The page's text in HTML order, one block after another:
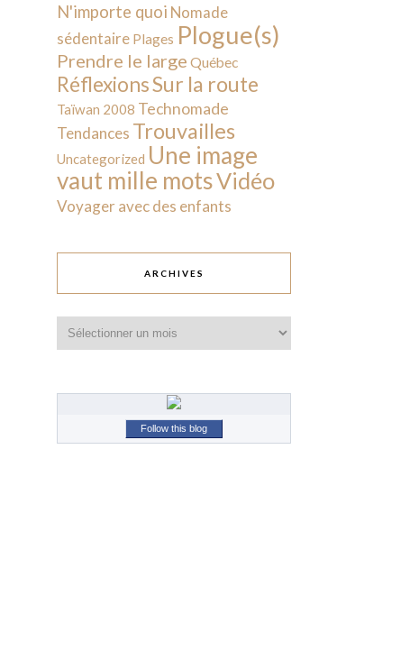
N'importe quoi Nomade
sédentaire Plages Plogue(s)
Prendre le large Québec
RéflexionsSur la route
Taïwan 2008 Technomade
Tendances Trouvailles
Uncategorized Une image
vaut mille motsVidéo
Voyager avec des enfants
ARCHIVES
Follow this blog